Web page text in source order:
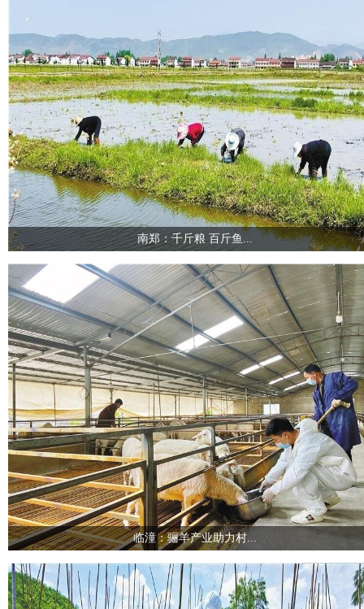
南郑：千斤粮 百斤鱼...
临潼：骊羊产业助力村...